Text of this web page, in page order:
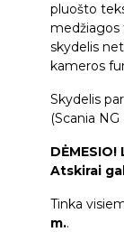
pluošto
medžiagos
skydelis
kameros
Skydelis
(Scania
Atskirai
Tinka
m..